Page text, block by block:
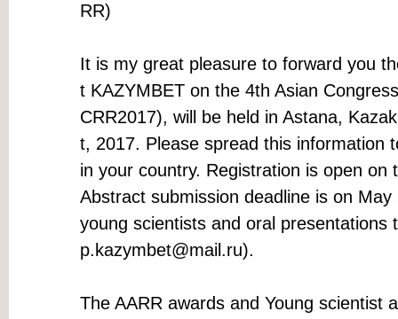
RR)
It is my great pleasure to forward you
t KAZYMBET on the 4th Asian
CRR2017), will be held in Astana,
t, 2017. Please spread this information
in your country. Registration is open on
Abstract submission deadline is on
young scientists and oral presentations
p.kazymbet@mail.ru).
The AARR awards and Young scientist